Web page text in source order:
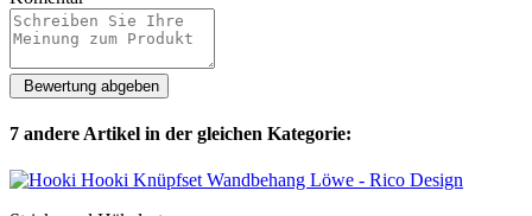
7 andere Artikel in der gleichen Kategorie: